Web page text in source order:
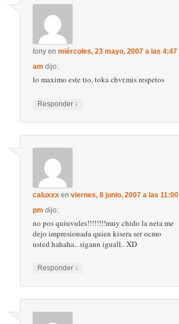
tony enmiércoles, 23 mayo, 2007 a las 4:47
am dijo:
lo maximo este tio, toka chvr.mis respetos
Responder ↓
caluxxx enviernes, 8 junio, 2007 a las 11:00
pm dijo:
no pos quiuvules!!!!!!!!muy chido la neta me
dejo impresionada quien kisera ser ocmo
usted hahaha.. sigann iguall.. XD
Responder ↓